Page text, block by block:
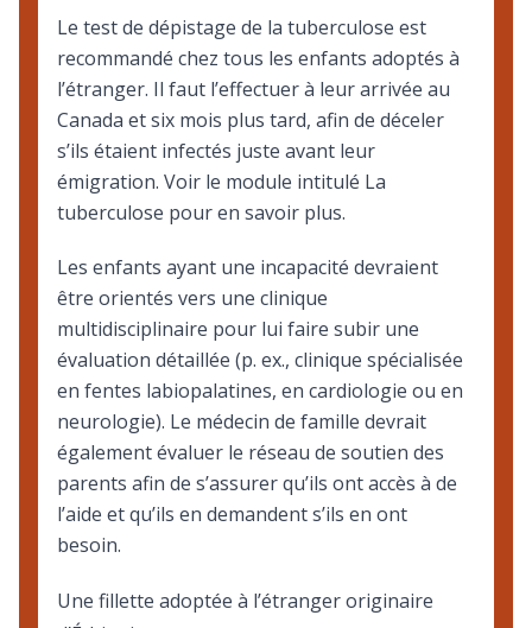
Le test de dépistage de la tuberculose est
recommandé chez tous les enfants adoptés à
l’étranger. Il faut l’effectuer à leur arrivée au
Canada et six mois plus tard, afin de déceler
s’ils étaient infectés juste avant leur
émigration. Voir le module intitulé La
tuberculose pour en savoir plus.
Les enfants ayant une incapacité devraient
être orientés vers une clinique
multidisciplinaire pour lui faire subir une
évaluation détaillée (p. ex., clinique spécialisée
en fentes labiopalatines, en cardiologie ou en
neurologie). Le médecin de famille devrait
également évaluer le réseau de soutien des
parents afin de s’assurer qu’ils ont accès à de
l’aide et qu’ils en demandent s’ils en ont
besoin.
Une fillette adoptée à l’étranger originaire